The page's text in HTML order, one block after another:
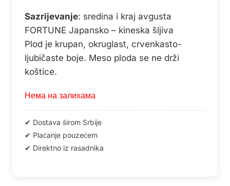
Sazrijevanje: sredina i kraj avgusta
FORTUNE Japansko – kineska šljiva
Plod je krupan, okruglast, crvenkasto-
ljubičaste boje. Meso ploda se ne drži
koštice.
Нема на залихама